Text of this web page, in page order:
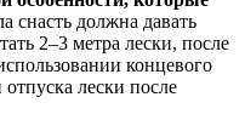
снасть должна давать
2–3 метра лески, после
концевого
лески после